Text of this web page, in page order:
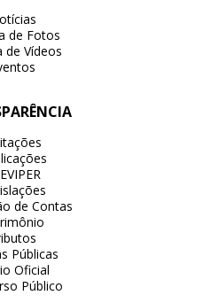
de Fotos
de Vídeos
de Contas
Públicas
Oficial
Público